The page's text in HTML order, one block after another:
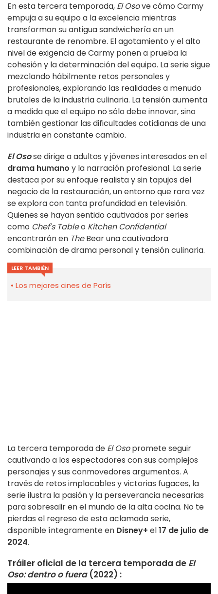
En esta tercera temporada, El Osove cómo Carmy
empuja a su equipo a la excelencia mientras
transforman su antigua sandwichería en un
restaurante de renombre. El agotamiento y el alto
nivel de exigencia de Carmy ponen a prueba la
cohesión y la determinación del equipo. La serie sigue
mezclando hábilmente retos personales y
profesionales, explorando las realidades a menudo
brutales de la industria culinaria. La tensión aumenta
a medida que el equipo no sólo debe innovar, sino
también gestionar las dificultades cotidianas de una
industria en constante cambio.
El Osose dirige a adultos y jóvenes interesados en el
drama humano y la narración profesional. La serie
destaca por su enfoque realista y sin tapujos del
negocio de la restauración, un entorno que rara vez
se explora con tanta profundidad en televisión.
Quienes se hayan sentido cautivados por series
como Chef's Tableo Kitchen Confidential
encontrarán en TheBear una cautivadora
combinación de drama personal y tensión culinaria.
LEER TAMBIÉN
Los mejores cines de París
La tercera temporada de El Osopromete seguir
cautivando a los espectadores con sus complejos
personajes y sus conmovedores argumentos. A
través de retos implacables y victorias fugaces, la
serie ilustra la pasión y la perseverancia necesarias
para sobresalir en el mundo de la alta cocina. No te
pierdas el regreso de esta aclamada serie,
disponible íntegramente en Disney+ el17 de julio de
2024.
Tráiler oficial de la tercera temporada de El
Oso: dentro o fuera(2022) :